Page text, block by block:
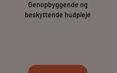
Genopbyggende og
beskyttende hudpleje